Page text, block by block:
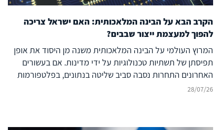
הקרב הבא על הבינה המלאכותית: האם ישראל צריכה
להפוך למעצמת ייצור שבבים?
המרוץ העולמי על הבינה המלאכותית משנה מן היסוד את אופן
תפיסתן של תשתיות טכנולוגיות על ידי מדינות. אם בעשורים
האחרונים התחרות נסבה סביב שליטה בנתונים, בפלטפורמות
דיגיטליות ובמודלים של בינה מלאכותית, הרי שכיום מתברר כי
28/07/26